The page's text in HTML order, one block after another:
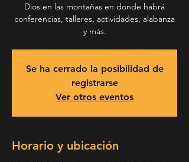
Dios en las montañas en donde habrá
conferencias, talleres, actividades, alabanza
y más.
Se ha cerrado la posibilidad de
registrarse
Ver otros eventos
Horario y ubicación